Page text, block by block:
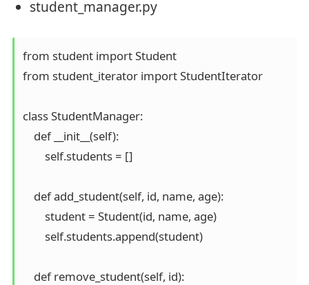
student_manager.py
from student import Student
from student_iterator import StudentIterator
class StudentManager:
    def __init__(self):
        self.students = []
    def add_student(self, id, name, age):
        student = Student(id, name, age)
        self.students.append(student)
    def remove_student(self, id):